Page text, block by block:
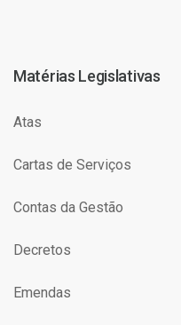
Matérias Legislativas
Atas
Cartas de Serviços
Contas da Gestão
Decretos
Emendas